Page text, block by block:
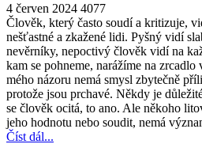
4 červen 2024 4077
Člověk, který často soudí a kritizuje,
nešťastné a zkažené lidi. Pyšný vidí
nevěrníky, nepoctivý člověk vidí na
kam se pohneme, narážíme na
mého názoru nemá smysl zbytečně
protože jsou prchavé. Někdy je
se člověk ocitá, to ano. Ale někoho
jeho hodnotu nebo soudit, nemá
Číst dál...